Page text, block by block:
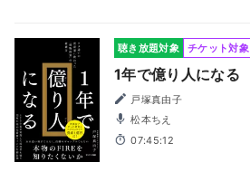
聴き放題対象 チケット対象
1年で億り人になる
戸塚真由子
松本ちえ
07:45:12